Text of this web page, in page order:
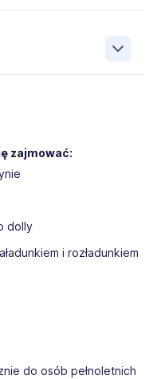
Work &
niezależnych
wielu lat naszej
50 000 pracowników
pracowników dla
rodzinnych
wpisana pod nr
osób na
zajmować:
dolly
i rozładunkiem
do osób pełnoletnich